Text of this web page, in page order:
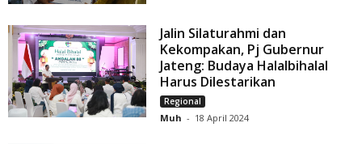
Jalin Silaturahmi dan
Kekompakan, Pj Gubernur
Jateng: Budaya Halalbihalal
Harus Dilestarikan
Regional
Muh - 18 April 2024